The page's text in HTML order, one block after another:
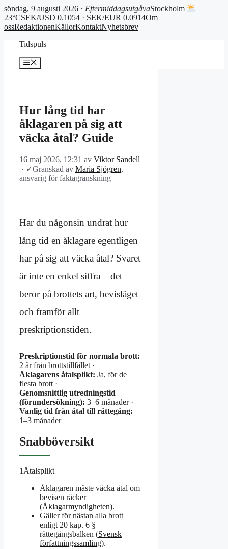
söndag, 9 augusti 2026 · EftermiddagsutgåvaStockholm
23°CSEK/USD 0.1054 · SEK/EUR 0.0914Om
ossRedaktionenKällorKontaktNyhetsbrev
Tidspuls
Meny
Hur lång tid har
åklagaren på sig att
väcka åtal? Guide
16 maj 2026, 12:31 av Viktor Sandell
· ✓Granskad av Maria Sjögren,
ansvarig för faktagranskning
Har du någonsin undrat hur
lång tid en åklagare egentligen
har på sig att väcka åtal? Svaret
är inte en enkel siffra – det
beror på brottets art, bevisläget
och framför allt
preskriptionstiden.
Preskriptionstid för normala brott:
2 år från brottstillfället ·
Åklagarens åtalsplikt: Ja, för de
flesta brott ·
Genomsnittlig utredningstid
(förundersökning): 3–6 månader ·
Vanlig tid från åtal till rättegång:
1–3 månader
Snabböversikt
1 Åtalsplikt
Åklagaren måste väcka åtal om
bevisen räcker
(Åklagarmyndigheten).
Gäller för nästan alla brott
enligt 20 kap. 6 §
rättegångsbalken (Svensk
författningssamling).